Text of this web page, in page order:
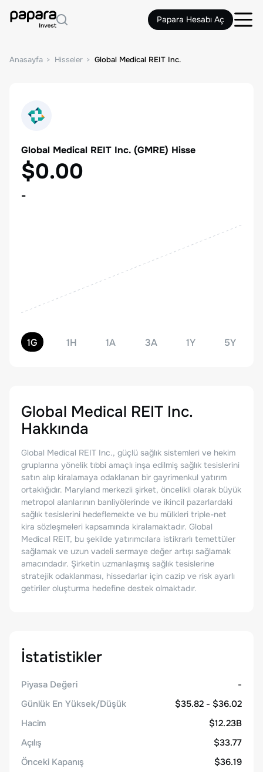
Papara Hesabı Aç
Anasayfa Hisseler Global Medical REIT Inc.
Global Medical REIT Inc. (GMRE) Hisse
$0.00
-
1G 1H 1A 3A 1Y 5Y
Global Medical REIT Inc.
Hakkında
Global Medical REIT Inc., güçlü sağlık sistemleri ve hekim
gruplarına yönelik tıbbi amaçlı inşa edilmiş sağlık tesislerini
satın alıp kiralamaya odaklanan bir gayrimenkul yatırım
ortaklığıdır. Maryland merkezli şirket, öncelikli olarak büyük
metropol alanlarının banliyölerinde ve ikincil pazarlardaki
sağlık tesislerini hedeflemekte ve bu mülkleri triple-net
kira sözleşmeleri kapsamında kiralamaktadır. Global
Medical REIT, bu şekilde yatırımcılara istikrarlı temettüler
sağlamak ve uzun vadeli sermaye değer artışı sağlamak
amacındadır. Şirketin uzmanlaşmış sağlık tesislerine
stratejik odaklanması, hissedarlar için cazip ve risk ayarlı
getiriler oluşturma hedefine destek olmaktadır.
İstatistikler
Piyasa Değeri
-
Günlük En Yüksek/Düşük
$35.82 - $36.02
Hacim
$12.23B
Açılış
$33.77
Önceki Kapanış
$36.19